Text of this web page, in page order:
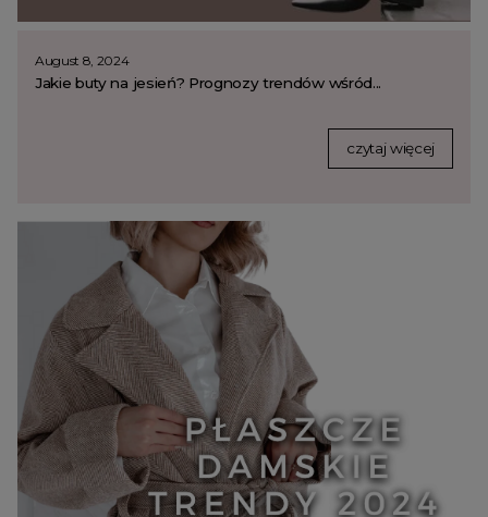
August 8, 2024
Jakie buty na jesień? Prognozy trendów wśród...
czytaj więcej